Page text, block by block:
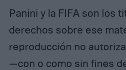
Panini y la FIFA son los
derechos sobre ese
reproducción no
—con o como sin fines